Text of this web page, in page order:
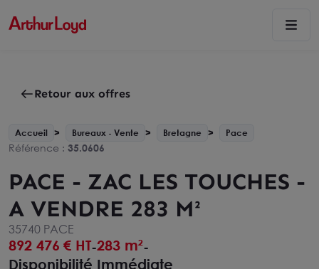
Retour aux offres
Accueil Bureaux - Vente Bretagne Pace
Référence : 35.0606
PACE - ZAC LES TOUCHES -
A VENDRE 283 M²
35740 PACE
892 476 € HT-283 m²-
Disponibilité Immédiate